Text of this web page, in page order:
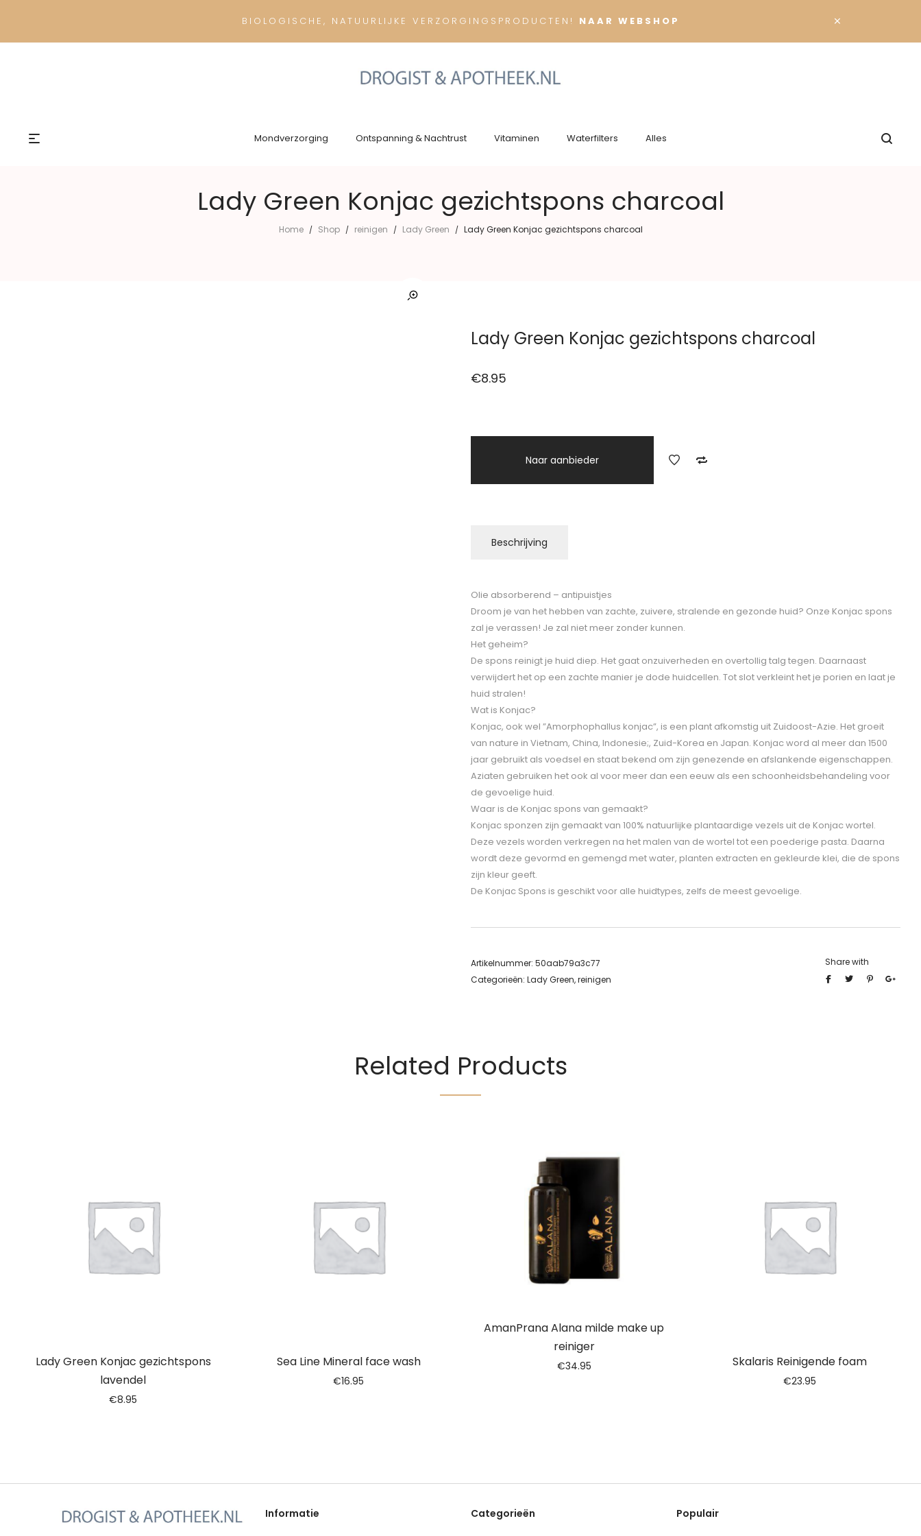
×
BIOLOGISCHE, NATUURLIJKE VERZORGINGSPRODUCTEN! NAAR WEBSHOP
Mondverzorging Ontspanning & Nachtrust Vitaminen Waterfilters Alles
Lady Green Konjac gezichtspons charcoal
Home / Shop / reinigen / Lady Green / Lady Green Konjac gezichtspons charcoal
Lady Green Konjac gezichtspons charcoal
€8.95
Naar aanbieder
Beschrijving
Olie absorberend – antipuistjes
Droom je van het hebben van zachte, zuivere, stralende en gezonde huid? Onze Konjac spons
zal je verassen! Je zal niet meer zonder kunnen.
Het geheim?
De spons reinigt je huid diep. Het gaat onzuiverheden en overtollig talg tegen. Daarnaast
verwijdert het op een zachte manier je dode huidcellen. Tot slot verkleint het je porien en laat je
huid stralen!
Wat is Konjac?
Konjac, ook wel ”Amorphophallus konjac”, is een plant afkomstig uit Zuidoost-Azie. Het groeit
van nature in Vietnam, China, Indonesie;, Zuid-Korea en Japan. Konjac word al meer dan 1500
jaar gebruikt als voedsel en staat bekend om zijn genezende en afslankende eigenschappen.
Aziaten gebruiken het ook al voor meer dan een eeuw als een schoonheidsbehandeling voor
de gevoelige huid.
Waar is de Konjac spons van gemaakt?
Konjac sponzen zijn gemaakt van 100% natuurlijke plantaardige vezels uit de Konjac wortel.
Deze vezels worden verkregen na het malen van de wortel tot een poederige pasta. Daarna
wordt deze gevormd en gemengd met water, planten extracten en gekleurde klei, die de spons
zijn kleur geeft.
De Konjac Spons is geschikt voor alle huidtypes, zelfs de meest gevoelige.
Artikelnummer: 50aab79a3c77
Categorieën: Lady Green,reinigen
Share with
Related Products
Lady Green Konjac gezichtspons
lavendel
€8.95
Sea Line Mineral face wash
€16.95
AmanPrana Alana milde make up
reiniger
€34.95 Skalaris Reinigende foam
€23.95
Informatie Categorieën Populair